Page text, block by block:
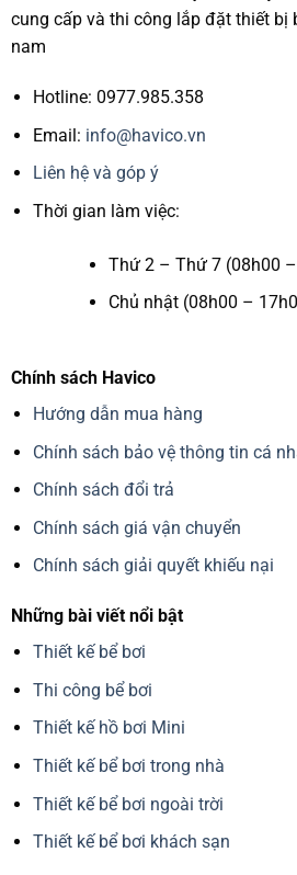
cung cấp và thi công lắp đặt thiết bị
nam
Hotline: 0977.985.358
Email: info@havico.vn
Liên hệ và góp ý
Thời gian làm việc:
Thứ 2 – Thứ 7 (08h00
Chủ nhật (08h00 –
Chính sách Havico
Hướng dẫn mua hàng
Chính sách bảo vệ thông tin cá
Chính sách đổi trả
Chính sách giá vận chuyển
Chính sách giải quyết khiếu nại
Những bài viết nổi bật
Thiết kế bể bơi
Thi công bể bơi
Thiết kế hồ bơi Mini
Thiết kế bể bơi trong nhà
Thiết kế bể bơi ngoài trời
Thiết kế bể bơi khách sạn